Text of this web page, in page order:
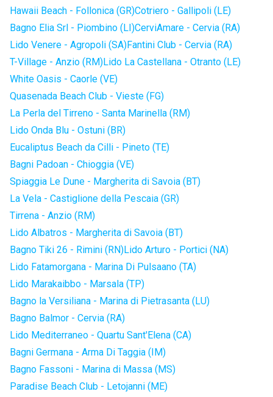
Hawaii Beach - Follonica (GR)Cotriero - Gallipoli (LE)
Bagno Elia Srl - Piombino (LI)CerviAmare - Cervia (RA)
Lido Venere - Agropoli (SA)Fantini Club - Cervia (RA)
T-Village - Anzio (RM)Lido La Castellana - Otranto (LE)
White Oasis - Caorle (VE)
Quasenada Beach Club - Vieste (FG)
La Perla del Tirreno - Santa Marinella (RM)
Lido Onda Blu - Ostuni (BR)
Eucaliptus Beach da Cilli - Pineto (TE)
Bagni Padoan - Chioggia (VE)
Spiaggia Le Dune - Margherita di Savoia (BT)
La Vela - Castiglione della Pescaia (GR)
Tirrena - Anzio (RM)
Lido Albatros - Margherita di Savoia (BT)
Bagno Tiki 26 - Rimini (RN)Lido Arturo - Portici (NA)
Lido Fatamorgana - Marina Di Pulsaano (TA)
Lido Marakaibbo - Marsala (TP)
Bagno la Versiliana - Marina di Pietrasanta (LU)
Bagno Balmor - Cervia (RA)
Lido Mediterraneo - Quartu Sant'Elena (CA)
Bagni Germana - Arma Di Taggia (IM)
Bagno Fassoni - Marina di Massa (MS)
Paradise Beach Club - Letojanni (ME)